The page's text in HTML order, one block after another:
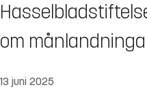
om
13 juni 2025